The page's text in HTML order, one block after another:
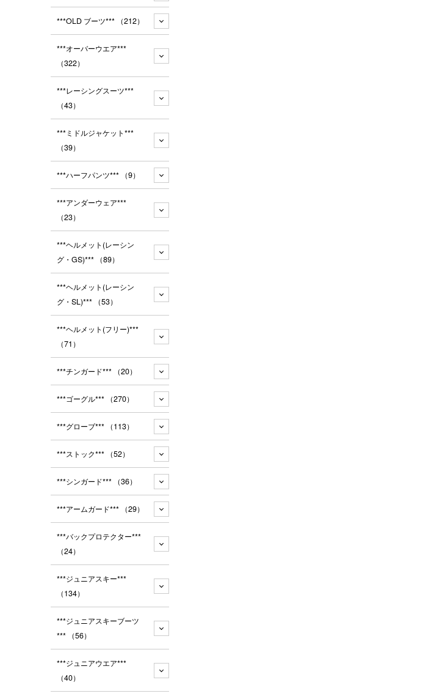
***OLD ブーツ*** （212）
***オーバーウエア***
（322）
***レーシングスーツ***
（43）
***ミドルジャケット***
（39）
***ハーフパンツ*** （9）
***アンダーウェア***
（23）
***ヘルメット(レーシン
グ・GS)*** （89）
***ヘルメット(レーシン
グ・SL)*** （53）
***ヘルメット(フリー)***
（71）
***チンガード*** （20）
***ゴーグル*** （270）
***グローブ*** （113）
***ストック*** （52）
***シンガード*** （36）
***アームガード*** （29）
***バックプロテクター***
（24）
***ジュニアスキー***
（134）
***ジュニアスキーブーツ
*** （56）
***ジュニアウエア***
（40）